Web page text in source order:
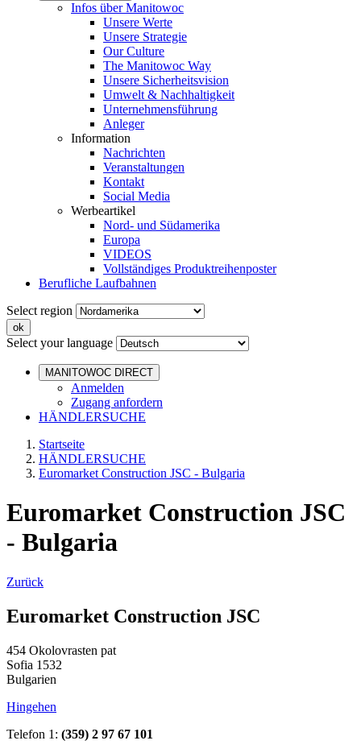
Infos über Manitowoc
Unsere Werte
Unsere Strategie
Our Culture
The Manitowoc Way
Unsere Sicherheitsvision
Umwelt & Nachhaltigkeit
Unternehmensführung
Anleger
Information
Nachrichten
Veranstaltungen
Kontakt
Social Media
Werbeartikel
Nord- und Südamerika
Europa
VIDEOS
Vollständiges Produktreihenposter
Berufliche Laufbahnen
Select region
Select your language
MANITOWOC DIRECT
Anmelden
Zugang anfordern
HÄNDLERSUCHE
Startseite
HÄNDLERSUCHE
Euromarket Construction JSC - Bulgaria
Euromarket Construction JSC
- Bulgaria
Zurück
Euromarket Construction JSC
454 Okolovrasten pat
Sofia 1532
Bulgarien
Hingehen
Telefon 1: (359) 2 97 67 101